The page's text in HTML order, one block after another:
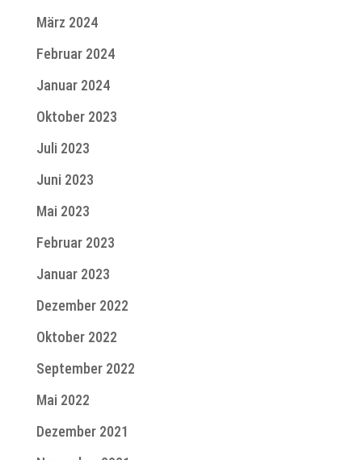
März 2024
Februar 2024
Januar 2024
Oktober 2023
Juli 2023
Juni 2023
Mai 2023
Februar 2023
Januar 2023
Dezember 2022
Oktober 2022
September 2022
Mai 2022
Dezember 2021